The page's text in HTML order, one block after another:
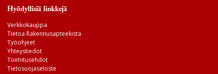
Hyödyllisiä linkkejä
Verkkokauppa
Tietoa Rakennusapteekista
Työohjeet
Yhteystiedot
Toimitusehdot
Tietosuojaseloste